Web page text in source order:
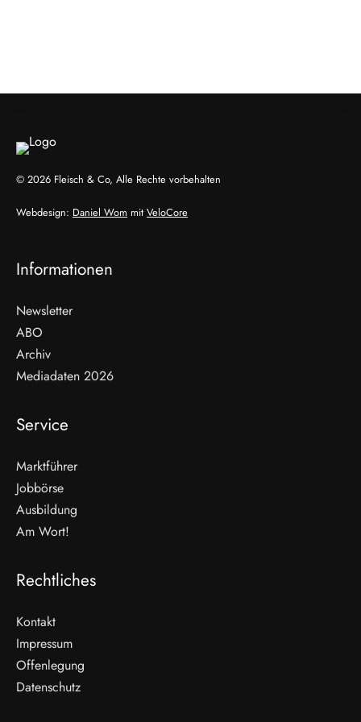
WEITERLESEN
Nicht verpassen
© 2026 Fleisch & Co, Alle Rechte vorbehalten
Webdesign: Daniel Wom mit VeloCore
Informationen
Newsletter
ABO
Archiv
Mediadaten 2026
Service
Marktführer
Jobbörse
Ausbildung
Am Wort!
Rechtliches
Kontakt
Impressum
Offenlegung
Datenschutz